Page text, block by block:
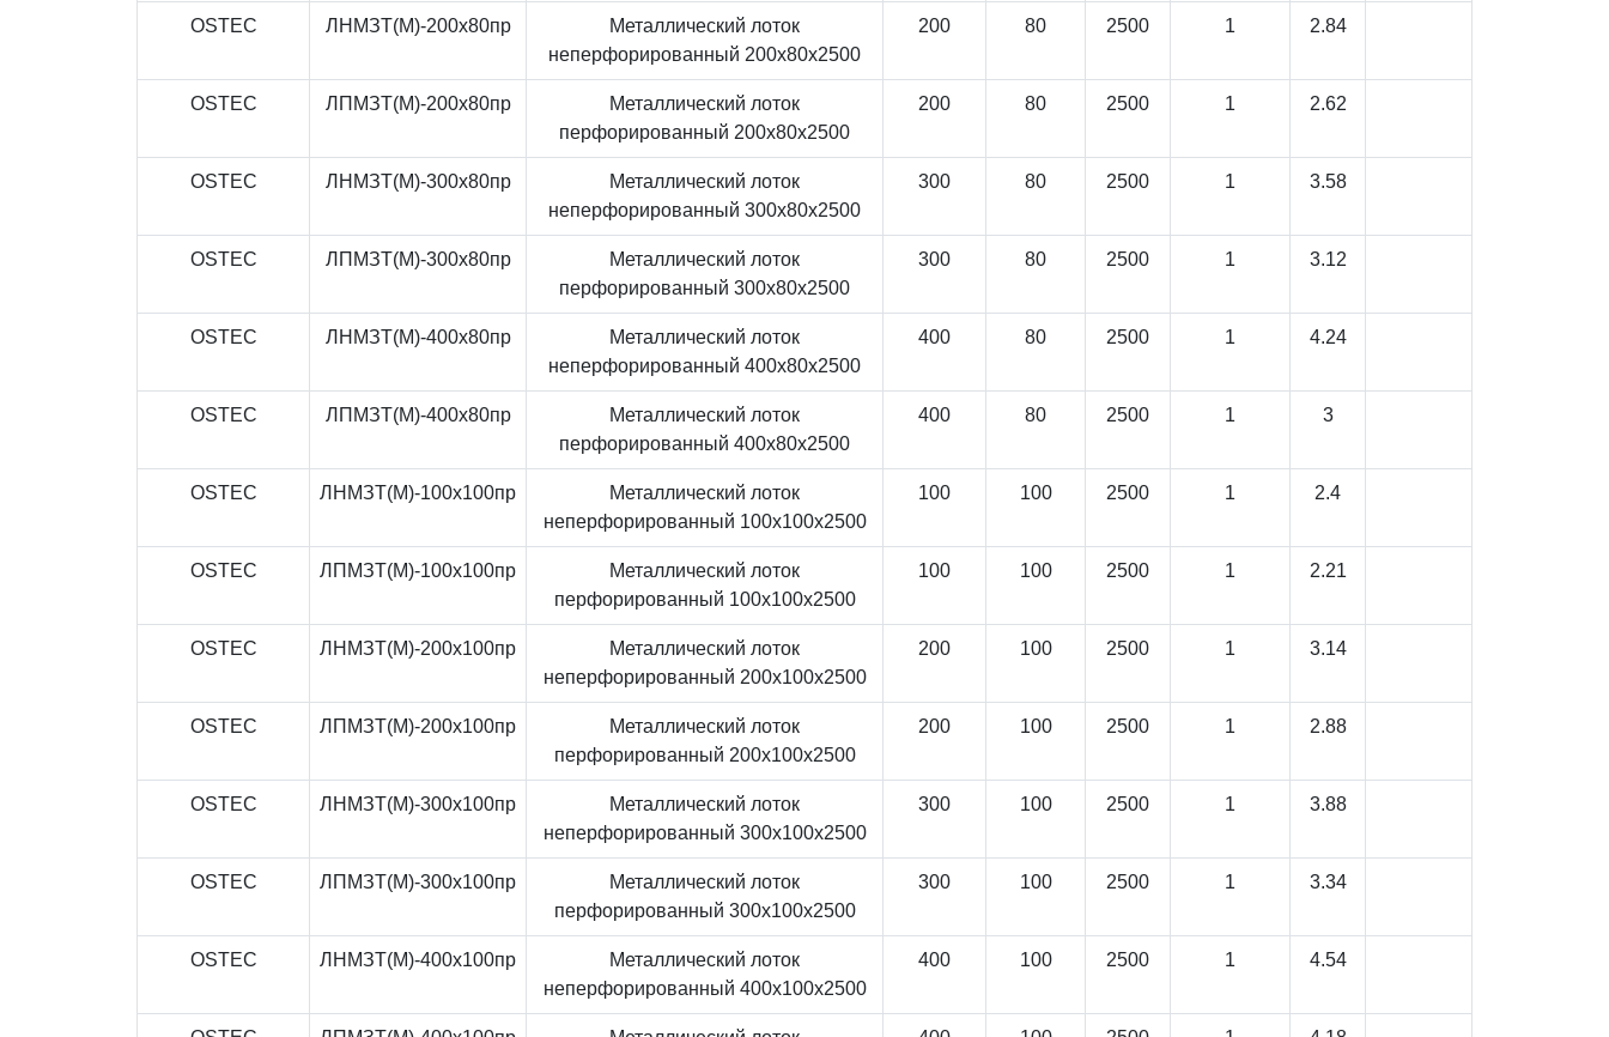
OSTEC ЛНМЗТ(М)-200x80пр
Металлический лоток
неперфорированный 200x80x2500
200 80 2500 1 2.84
OSTEC ЛПМЗТ(М)-200x80пр
Металлический лоток
перфорированный 200x80x2500
200 80 2500 1 2.62
OSTEC ЛНМЗТ(М)-300x80пр
Металлический лоток
неперфорированный 300x80x2500
300 80 2500 1 3.58
OSTEC ЛПМЗТ(М)-300x80пр
Металлический лоток
перфорированный 300x80x2500
300 80 2500 1 3.12
OSTEC ЛНМЗТ(М)-400x80пр
Металлический лоток
неперфорированный 400x80x2500
400 80 2500 1 4.24
OSTEC ЛПМЗТ(М)-400x80пр
Металлический лоток
перфорированный 400x80x2500
400 80 2500 1 3
OSTEC ЛНМЗТ(М)-100x100пр
Металлический лоток
неперфорированный 100x100x2500
100 100 2500 1 2.4
OSTEC ЛПМЗТ(М)-100x100пр
Металлический лоток
перфорированный 100x100x2500
100 100 2500 1 2.21
OSTEC ЛНМЗТ(М)-200x100пр
Металлический лоток
неперфорированный 200x100x2500
200 100 2500 1 3.14
OSTEC ЛПМЗТ(М)-200x100пр
Металлический лоток
перфорированный 200x100x2500
200 100 2500 1 2.88
OSTEC ЛНМЗТ(М)-300x100пр
Металлический лоток
неперфорированный 300x100x2500
300 100 2500 1 3.88
OSTEC ЛПМЗТ(М)-300x100пр
Металлический лоток
перфорированный 300x100x2500
300 100 2500 1 3.34
OSTEC ЛНМЗТ(М)-400x100пр
Металлический лоток
неперфорированный 400x100x2500
400 100 2500 1 4.54